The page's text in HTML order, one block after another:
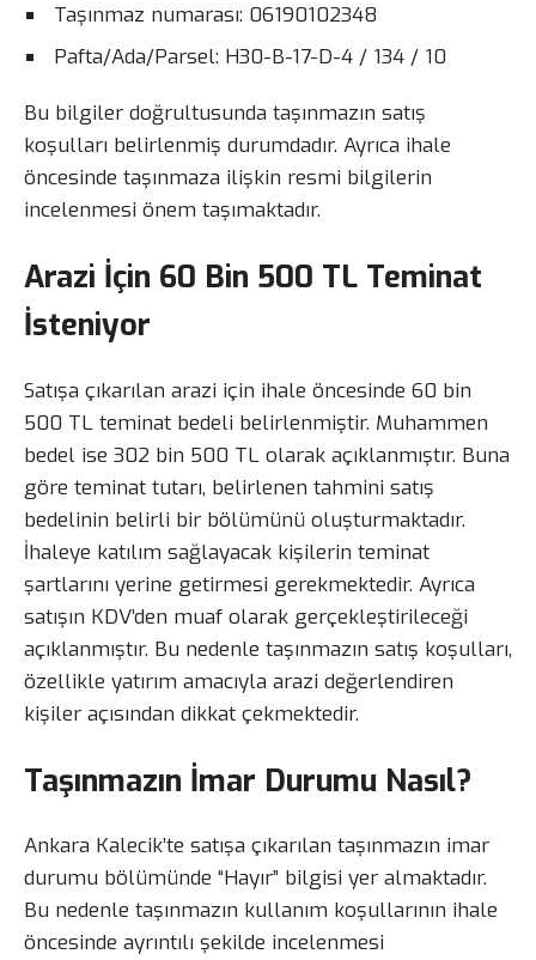
Taşınmaz numarası: 06190102348
Pafta/Ada/Parsel: H30-B-17-D-4 / 134 / 10
Bu bilgiler doğrultusunda taşınmazın satış
koşulları belirlenmiş durumdadır. Ayrıca ihale
öncesinde taşınmaza ilişkin resmi bilgilerin
incelenmesi önem taşımaktadır.
Arazi İçin 60 Bin 500 TL Teminat
İsteniyor
Satışa çıkarılan arazi için ihale öncesinde 60 bin
500 TL teminat bedeli belirlenmiştir. Muhammen
bedel ise 302 bin 500 TL olarak açıklanmıştır. Buna
göre teminat tutarı, belirlenen tahmini satış
bedelinin belirli bir bölümünü oluşturmaktadır.
İhaleye katılım sağlayacak kişilerin teminat
şartlarını yerine getirmesi gerekmektedir. Ayrıca
satışın KDV’den muaf olarak gerçekleştirileceği
açıklanmıştır. Bu nedenle taşınmazın satış koşulları,
özellikle yatırım amacıyla arazi değerlendiren
kişiler açısından dikkat çekmektedir.
Taşınmazın İmar Durumu Nasıl?
Ankara Kalecik’te satışa çıkarılan taşınmazın imar
durumu bölümünde “Hayır” bilgisi yer almaktadır.
Bu nedenle taşınmazın kullanım koşullarının ihale
öncesinde ayrıntılı şekilde incelenmesi